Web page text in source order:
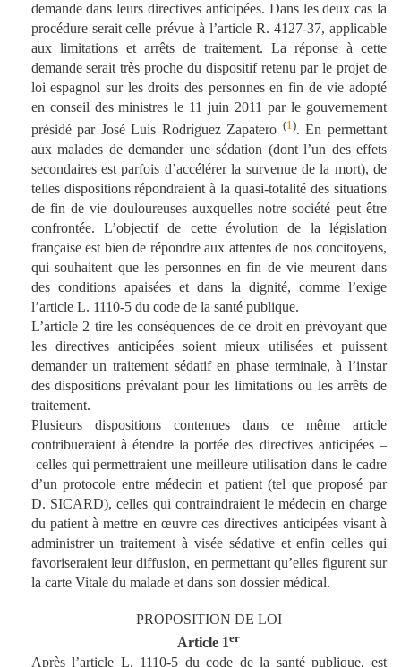
demande dans leurs directives anticipées. Dans les deux cas la
procédure serait celle prévue à l’article R. 4127-37, applicable
aux limitations et arrêts de traitement. La réponse à cette
demande serait très proche du dispositif retenu par le projet de
loi espagnol sur les droits des personnes en fin de vie adopté
en conseil des ministres le 11 juin 2011 par le gouvernement
présidé par José Luis Rodríguez Zapatero (1). En permettant
aux malades de demander une sédation (dont l’un des effets
secondaires est parfois d’accélérer la survenue de la mort), de
telles dispositions répondraient à la quasi-totalité des situations
de fin de vie douloureuses auxquelles notre société peut être
confrontée. L’objectif de cette évolution de la législation
française est bien de répondre aux attentes de nos concitoyens,
qui souhaitent que les personnes en fin de vie meurent dans
des conditions apaisées et dans la dignité, comme l’exige
l’article L. 1110-5 du code de la santé publique.
L’article 2 tire les conséquences de ce droit en prévoyant que
les directives anticipées soient mieux utilisées et puissent
demander un traitement sédatif en phase terminale, à l’instar
des dispositions prévalant pour les limitations ou les arrêts de
traitement.
Plusieurs dispositions contenues dans ce même article
contribueraient à étendre la portée des directives anticipées –
celles qui permettraient une meilleure utilisation dans le cadre
d’un protocole entre médecin et patient (tel que proposé par
D. SICARD), celles qui contraindraient le médecin en charge
du patient à mettre en œuvre ces directives anticipées visant à
administrer un traitement à visée sédative et enfin celles qui
favoriseraient leur diffusion, en permettant qu’elles figurent sur
la carte Vitale du malade et dans son dossier médical.
PROPOSITION DE LOI
Article 1er
Après l’article L. 1110-5 du code de la santé publique, est